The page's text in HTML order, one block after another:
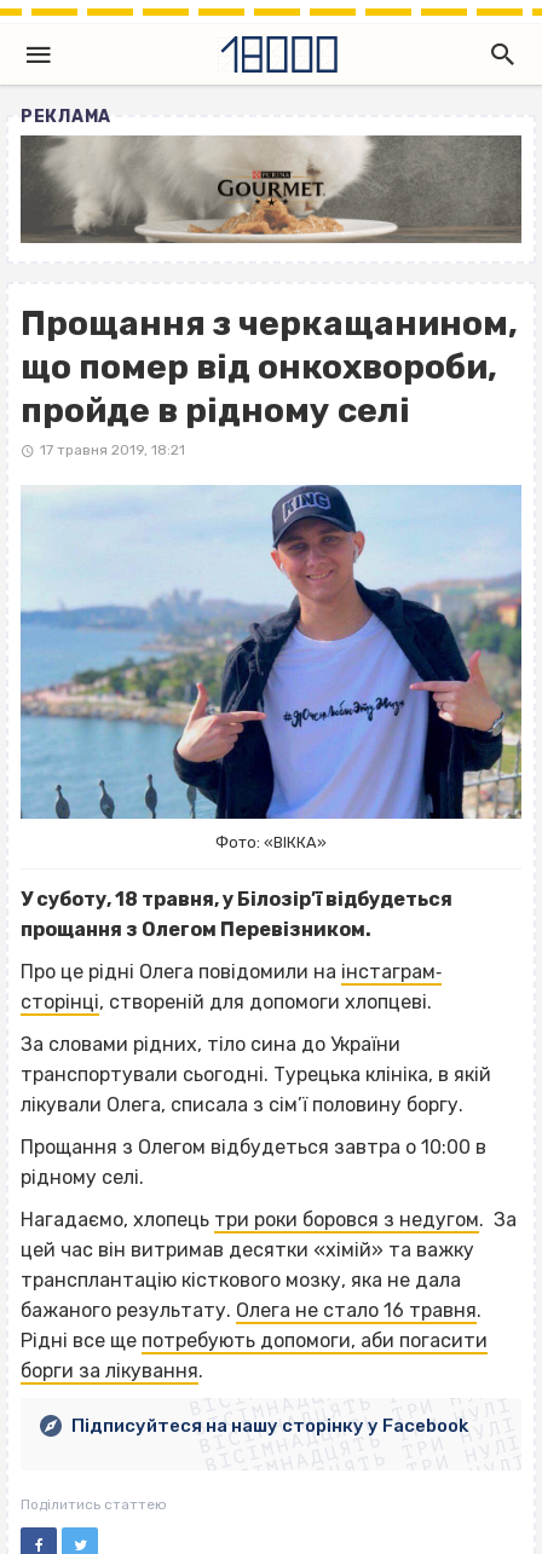
РЕКЛАМА
Прощання з черкащанином,
що помер від онкохвороби,
пройде в рідному селі
17 травня 2019, 18:21
Фото: «ВІККА»
У суботу, 18 травня, у Білозір’ї відбудеться
прощання з Олегом Перевізником.
Про це рідні Олега повідомили на інстаграм‐
сторінці, створеній для допомоги хлопцеві.
За словами рідних, тіло сина до України
транспортували сьогодні. Турецька клініка, в якій
лікували Олега, списала з сім’ї половину боргу.
Прощання з Олегом відбудеться завтра о 10:00 в
рідному селі.
Нагадаємо, хлопець три роки боровся з недугом. За
цей час він витримав десятки «хімій» та важку
трансплантацію кісткового мозку, яка не дала
бажаного результату. Олега не стало 16 травня.
Рідні все ще потребують допомоги, аби погасити
борги за лікування.
ВІСІМНАДЦЯТЬ ТРИ НУЛІ
ВІСІМНАДЦЯТЬ ТРИ НУЛІ
ВІСІМНАДЦЯТЬ ТРИ НУЛІ
ВІСІМНАДЦЯТЬ ТРИ НУЛІ
ВІСІМНАДЦЯТЬ ТРИ НУЛІ
ВІСІМНАДЦЯТЬ ТРИ НУЛІ
ВІСІМНАДЦЯТЬ ТРИ НУЛІ
ВІСІМНАДЦЯТЬ ТРИ НУЛІ
Підписуйтеся на нашу сторінку у Facebook
Поділитись статтею